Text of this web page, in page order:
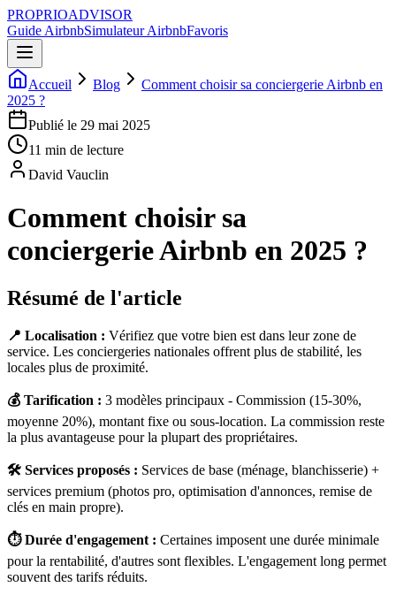
PROPRIOADVISOR
Guide AirbnbSimulateur AirbnbFavoris
Accueil Blog
Comment choisir sa conciergerie Airbnb en
2025 ?
Publié le 29 mai 2025
11 min de lecture
David Vauclin
Comment choisir sa
conciergerie Airbnb en 2025 ?
Résumé de l'article
📍 Localisation : Vérifiez que votre bien est dans leur zone de
service. Les conciergeries nationales offrent plus de stabilité, les
locales plus de proximité.
💰 Tarification : 3 modèles principaux - Commission (15-30%,
moyenne 20%), montant fixe ou sous-location. La commission reste
la plus avantageuse pour la plupart des propriétaires.
🛠️ Services proposés : Services de base (ménage, blanchisserie) +
services premium (photos pro, optimisation d'annonces, remise de
clés en main propre).
⏱️ Durée d'engagement : Certaines imposent une durée minimale
pour la rentabilité, d'autres sont flexibles. L'engagement long permet
souvent des tarifs réduits.